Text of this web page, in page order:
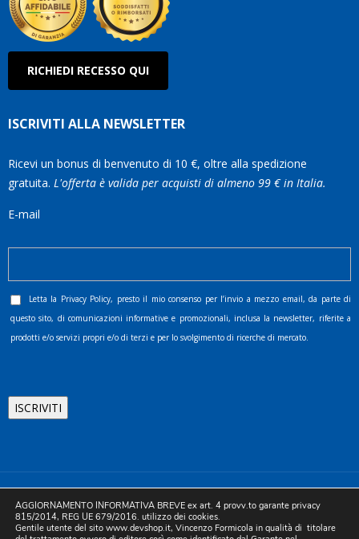
RICHIEDI RECESSO QUI
ISCRIVITI ALLA NEWSLETTER
Ricevi un bonus di benvenuto di 10 €, oltre alla spedizione
gratuita. L'offerta è valida per acquisti di almeno 99 € in Italia.
E-mail
Letta la Privacy Policy, presto il mio consenso per l’invio a mezzo email, da parte di
questo sito, di comunicazioni informative e promozionali, inclusa la newsletter, riferite a
prodotti e/o servizi propri e/o di terzi e per lo svolgimento di ricerche di mercato.
80055 Portici (NA). pec: devinternational@pec.it P.IVA
05754741212 | REA NA-773826 | Capitale sociale 10.000 euro i.v.
AGGIORNAMENTO INFORMATIVA BREVE ex art. 4 provv.to garante privacy
815/2014, REG UE 679/2016. utilizzo dei cookies.
Gentile utente del sito www.devshop.it, Vincenzo Formicola in qualità di titolare